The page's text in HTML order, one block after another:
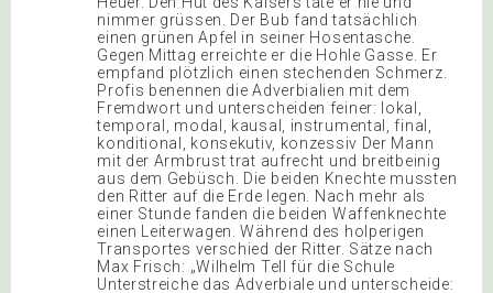
nimmer grüssen. Der Bub fand tatsächlich
einen grünen Apfel in seiner Hosentasche.
Gegen Mittag erreichte er die Hohle Gasse. Er
empfand plötzlich einen stechenden Schmerz.
Profis benennen die Adverbialien mit dem
Fremdwort und unterscheiden feiner: lokal,
temporal, modal, kausal, instrumental, final,
konditional, konsekutiv, konzessiv Der Mann
mit der Armbrust trat aufrecht und breitbeinig
aus dem Gebüsch. Die beiden Knechte mussten
den Ritter auf die Erde legen. Nach mehr als
einer Stunde fanden die beiden Waffenknechte
einen Leiterwagen. Während des holperigen
Transportes verschied der Ritter. Sätze nach
Max Frisch: „Wilhelm Tell für die Schule
Unterstreiche das Adverbiale und unterscheide: